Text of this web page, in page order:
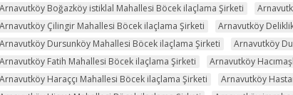
Arnavutköy Boğazköy istiklal Mahallesi Böcek ilaçlama Şirketi
Arnavutköy Çilingir Mahallesi Böcek ilaçlama Şirketi
Arnavutköy
Arnavutköy Dursunköy Mahallesi Böcek ilaçlama Şirketi
Arnavutköy
Arnavutköy Fatih Mahallesi Böcek ilaçlama Şirketi
Arnavutköy
Arnavutköy Haraççı Mahallesi Böcek ilaçlama Şirketi
Arnavutköy